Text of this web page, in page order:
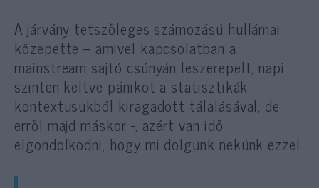
A járvány tetszőleges számozású hullámai
közepette – amivel kapcsolatban a
mainstream sajtó csúnyán leszerepelt, napi
szinten keltve pánikot a statisztikák
kontextusukból kiragadott tálalásával, de
erről majd máskor -, azért van idő
elgondolkodni, hogy mi dolgunk nekünk ezzel.